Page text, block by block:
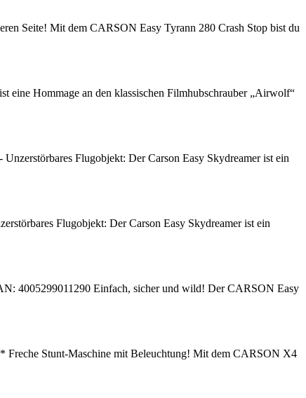
Seite! Mit dem CARSON Easy Tyrann 280 Crash Stop bist du
Hommage an den klassischen Filmhubschrauber „Airwolf“
Flugobjekt: Der Carson Easy Skydreamer ist ein
Flugobjekt: Der Carson Easy Skydreamer ist ein
4005299011290 Einfach, sicher und wild! Der CARSON Easy
Freche Stunt-Maschine mit Beleuchtung! Mit dem CARSON X4